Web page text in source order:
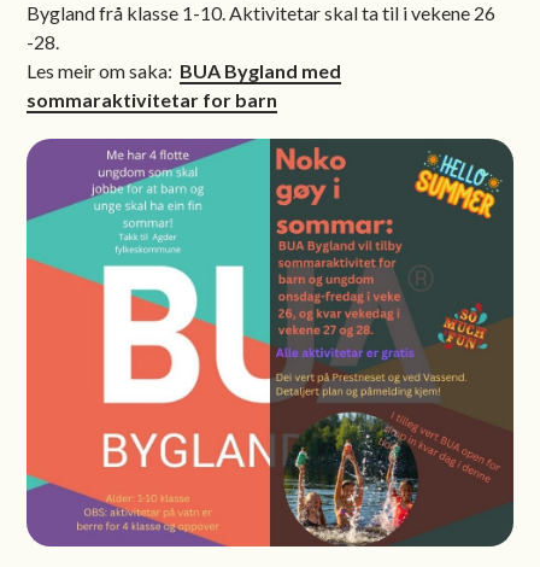
Bygland frå klasse 1-10. Aktivitetar skal ta til i vekene 26
-28.
Les meir om saka: BUA Bygland med
sommaraktivitetar for barn